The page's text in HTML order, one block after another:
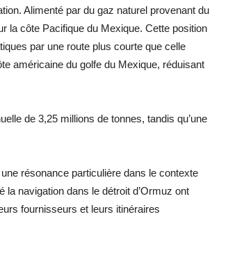
Alimenté par du gaz naturel provenant du
la côte Pacifique du Mexique. Cette position
par une route plus courte que celle
américaine du golfe du Mexique, réduisant
de 3,25 millions de tonnes, tandis qu’une
résonance particulière dans le contexte
navigation dans le détroit d’Ormuz ont
fournisseurs et leurs itinéraires